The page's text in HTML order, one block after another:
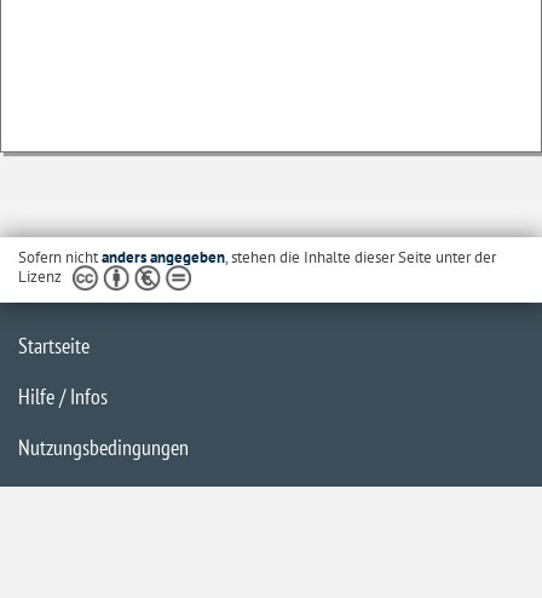
Sofern nichtanders angegeben, stehen die Inhalte dieser Seite unter der
Lizenz
Startseite
Hilfe / Infos
Nutzungsbedingungen